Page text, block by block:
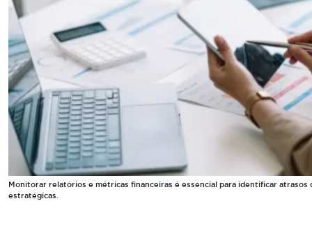
Monitorar relatórios e métricas financeiras é essencial para identificar atrasos
estratégicas.